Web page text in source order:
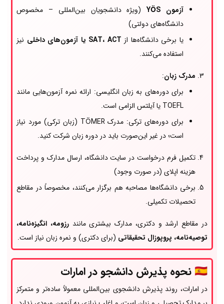
آزمون YÖS
(ویژه دانشجویان بین‌المللی – مخصوص
دانشگاه‌های دولتی)
یا برخی دانشگاه‌ها از SAT، ACT یا آزمون‌های داخلی
نیز
استفاده می‌کنند.
مدرک زبان:
برای دوره‌های به زبان انگلیسی: ارائه نمره آزمون‌هایی مانند
TOEFL یا آیلتس الزامی است.
برای دوره‌های ترکی: مدرک TÖMER (زبان ترکی) مورد نیاز
است؛ در غیر این‌صورت باید در دوره زبان شرکت کنید.
تکمیل فرم درخواست در سایت دانشگاه، ارسال مدارک و پرداخت
هزینه اپلای (در صورت وجود)
برخی دانشگاه‌ها مصاحبه هم برگزار می‌کنند، مخصوصاً در مقاطع
تحصیلات تکمیلی.
در مقاطع ارشد و دکتری، مدارک بیشتری مانندرزومه، انگیزه‌نامه،
توصیه‌نامه، پروپوزال تحقیقاتی (برای دکتری) و نمره زبان نیاز است.
🇦🇪 نحوه پذیرش دانشجو در امارات
در امارات، روند پذیرش دانشجوی بین‌المللی معمولاً ساده‌تر و متمرکز